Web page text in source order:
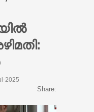
2025
Share: